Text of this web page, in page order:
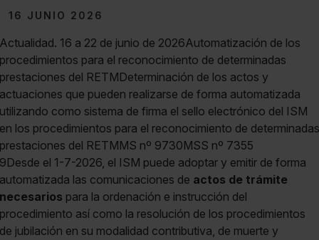
16 JUNIO 2026
Actualidad. 16 a 22 de junio de 2026Automatización de los
procedimientos para el reconocimiento de determinadas
prestaciones del RETMDeterminación de los actos y
actuaciones que pueden realizarse de forma automatizada
utilizando como sistema de firma el sello electrónico del ISM
en los procedimientos para el reconocimiento de determinadas
prestaciones del RETMMS nº 9730MSS nº 7355
9Desde el 1-7-2026, el ISM puede adoptar y emitir de forma
automatizada las comunicaciones de actos de trámite
necesarios para la ordenación e instrucción del
procedimiento así como la resolución de los procedimientos
de jubilación en su modalidad contributiva, de muerte y